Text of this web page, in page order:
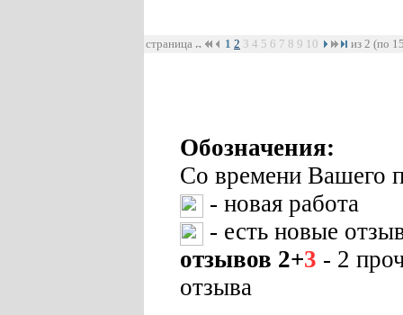
страница 1 2 3 4 5 6 7 8 9 10 из 2 (по
Обозначения:
Со времени Вашего
- новая работа
- есть новые
отзывов 2+3 - 2
отзыва